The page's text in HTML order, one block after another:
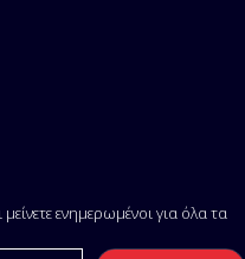
ενημερωμένοι για όλα τα